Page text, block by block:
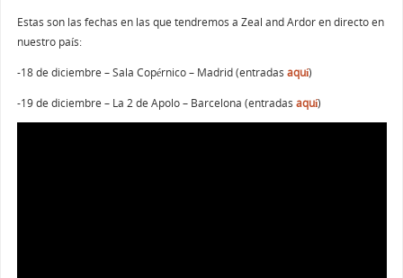
Estas son las fechas en las que tendremos a Zeal and Ardor en directo en
nuestro país:
-18 de diciembre – Sala Copérnico – Madrid (entradas aquí)
-19 de diciembre – La 2 de Apolo – Barcelona (entradas aquí)